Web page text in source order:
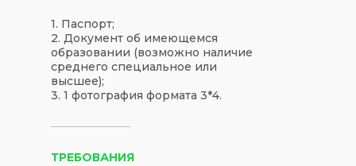
ТРЕБОВАНИЯ
1. Паспорт;
2. Документ об имеющемся
образовании (возможно наличие
среднего специальное или
высшее);
3. 1 фотография формата 3*4.